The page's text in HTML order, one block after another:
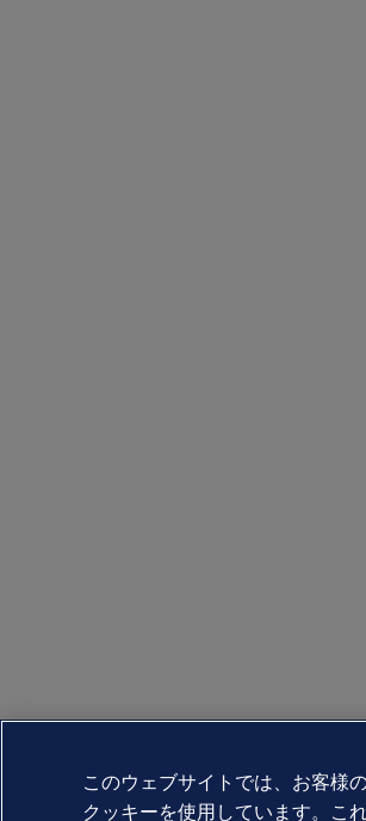
このウェブサイトでは、お客様
クッキーを使用しています。こ